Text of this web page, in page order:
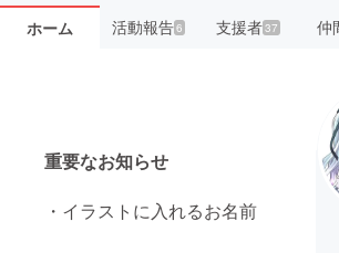
ホーム 活動報告6 支援者37 仲
重要なお知らせ
・イラストに入れるお名前